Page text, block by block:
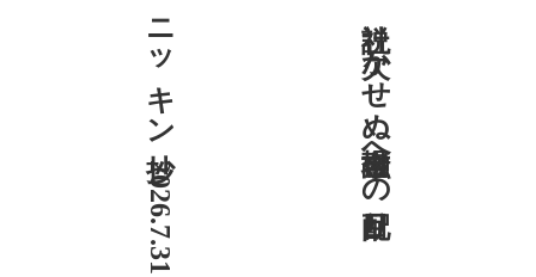
ニッキン抄 2026.7.31 社説 欠かせぬ金融市場への目配り